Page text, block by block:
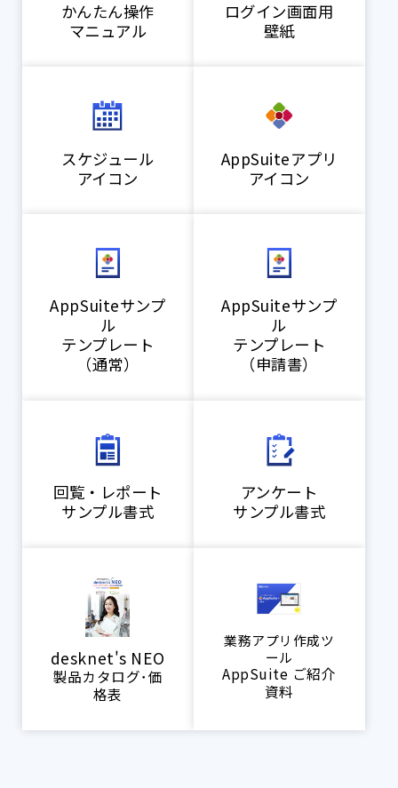
かんたん操作
マニュアル
ログイン画面用
壁紙
スケジュール
アイコン
AppSuiteアプリ
アイコン
AppSuiteサンプ
ル
テンプレート
（通常）
AppSuiteサンプ
ル
テンプレート
（申請書）
回覧・レポート
サンプル書式
アンケート
サンプル書式
desknet's NEO
製品カタログ･価
格表
業務アプリ作成ツ
ール
AppSuite ご紹介
資料